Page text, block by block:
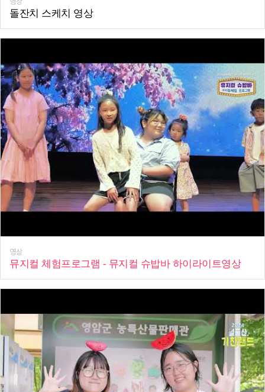
돌잔치 스케치 영상
영상
뮤지컬 체험프로그램 - 뮤지컬 슈밥바 하이라이트영상